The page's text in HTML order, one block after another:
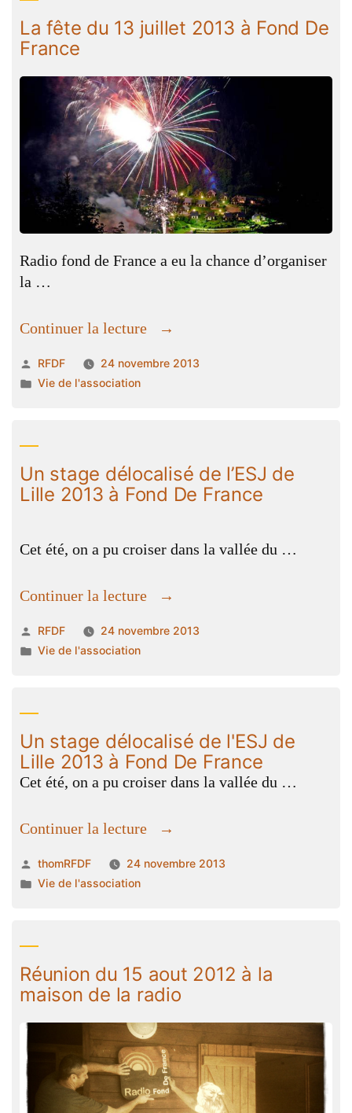
16
La fête du 13 juillet 2013 à Fond De
France
Radio fond de France a eu la chance d’organiser
la …
Continuer la lecture
« La
du
Fond
De
Publié
par
RFDF
24 novembre 2013
Publié
Vie de l'association
Un stage délocalisé de l’ESJ de
Lille 2013 à Fond De France
Cet été, on a pu croiser dans la vallée du …
Continuer la lecture
« Un
délocalisé
2013
à
Fond
France »
Publié
par
RFDF
24 novembre 2013
Publié
Vie de l'association
Un stage délocalisé de l'ESJ de
Lille 2013 à Fond De France
Cet été, on a pu croiser dans la vallée du …
Continuer la lecture
« Un
délocalisé
2013
à
Fond
De
France »
Publié
par
thomRFDF
24 novembre 2013
Publié
Vie de l'association
Réunion du 15 aout 2012 à la
maison de la radio